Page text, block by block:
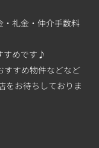
・礼金・仲介手数料
すめです♪
すすめ物件などなど
をお待ちしておりま